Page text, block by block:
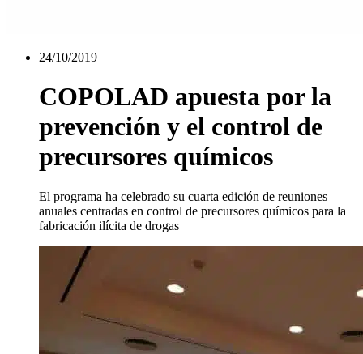
24/10/2019
COPOLAD apuesta por la
prevención y el control de
precursores químicos
El programa ha celebrado su cuarta edición de reuniones
anuales centradas en control de precursores químicos para la
fabricación ilícita de drogas